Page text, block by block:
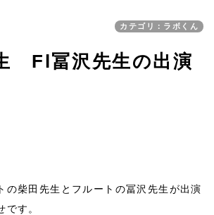
カテゴリ：ラボくん
Fl冨沢先生の出演
の柴田先生とフルートの冨沢先生が出演
です。